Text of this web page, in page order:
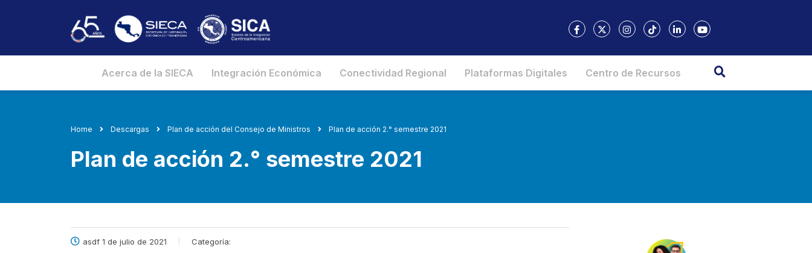
Acerca de la SIECA Integración Económica Conectividad Regional Plataformas Digitales Centro de Recursos
Home Descargas Plan de acción del Consejo de Ministros Plan de acción 2.° semestre 2021
Plan de acción 2.° semestre 2021
asdf 1 de julio de 2021 Categoría: